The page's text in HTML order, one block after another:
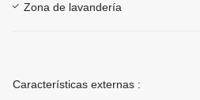
Zona de lavandería
Características externas :